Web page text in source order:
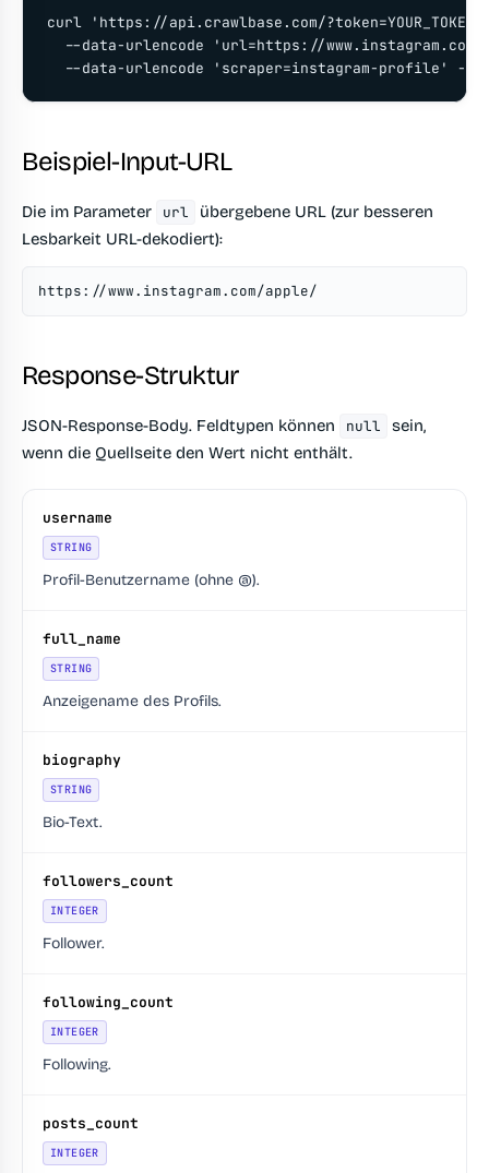
curl 'https://api.crawlbase.com/
--data-urlencode 'url=https://www.instagram.com/
  --data-urlencode 'scraper=instagram-profile' -G
Beispiel-Input-URL
Die im Parameter url
übergebene URL (zur besseren
Lesbarkeit URL-dekodiert):
https://www.instagram.com/apple/
Response-Struktur
JSON-Response-Body. Feldtypen können null
sein,
wenn die Quellseite den Wert nicht enthält.
username
STRING
Profil-Benutzername (ohne @).
full_name
STRING
Anzeigename des Profils.
biography
STRING
Bio-Text.
followers_count
INTEGER
Follower.
following_count
INTEGER
Following.
posts_count
INTEGER